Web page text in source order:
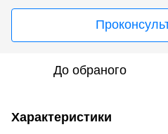
До обраного
Характеристики